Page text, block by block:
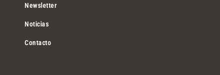
Newsletter
Noticias
Contacto